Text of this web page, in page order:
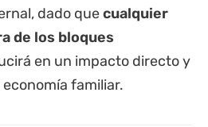
dado quecualquier
de los bloques
en un impacto directo y
familiar.